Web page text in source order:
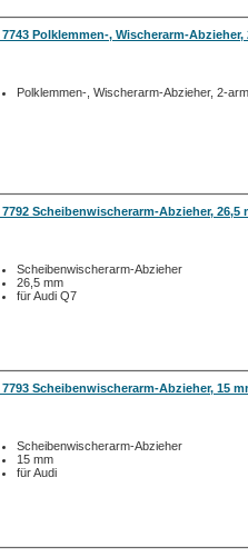
7743 Polklemmen-, Wischerarm-Abzieher,
Polklemmen-, Wischerarm-Abzieher, 2-
7792 Scheibenwischerarm-Abzieher, 26,5
Scheibenwischerarm-Abzieher
26,5 mm
für Audi Q7
7793 Scheibenwischerarm-Abzieher, 15
Scheibenwischerarm-Abzieher
15 mm
für Audi